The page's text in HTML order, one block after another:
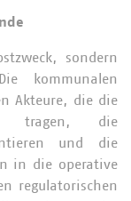
sondern
kommunalen
Akteure, die die
tragen, die
und die
in die operative
regulatorischen